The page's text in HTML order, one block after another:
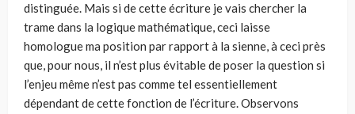
distinguée. Mais si de cette écriture je vais chercher la
trame dans la logique mathématique, ceci laisse
homologue ma position par rapport à la sienne, à ceci près
que, pour nous, il n’est plus évitable de poser la question si
l’enjeu même n’est pas comme tel essentiellement
dépendant de cette fonction de l’écriture. Observons